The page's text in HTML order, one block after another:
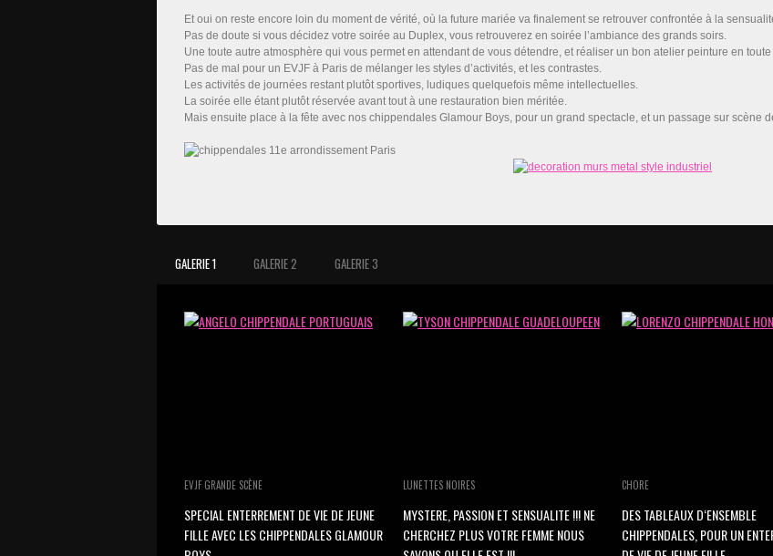
Et oui on reste encore loin du moment de vérité, où la future mariée va finalement se retrouver confrontée à la
Pas de doute si vous décidez votre soirée au Duplex, vous retrouverez en soirée l’ambiance des grands soirs.
Une toute autre atmosphère qui vous permet en attendant de vous détendre, et réaliser un bon atelier peinture en
Pas de mal pour un EVJF à Paris de mélanger les styles d’activités, et les contrastes.
Les activités de journées restant plutôt sportives, ludiques quelquefois même intellectuelles.
La soirée elle étant plutôt réservée avant tout à une restauration bien méritée.
Mais ensuite place à la fête avec nos chippendales Glamour Boys, pour un grand spectacle, et un passage sur scène
GALERIE 1 GALERIE 2 GALERIE 3
EVJF GRANDE SCÈNE
SPECIAL ENTERREMENT DE VIE DE JEUNE
FILLE AVEC LES CHIPPENDALES GLAMOUR
LUNETTES NOIRES
MYSTERE, PASSION ET SENSUALITE !!! NE
CHERCHEZ PLUS VOTRE FEMME NOUS
CHORE
DES TABLEAUX D‘ENSEMBLE
CHIPPENDALES, POUR UN